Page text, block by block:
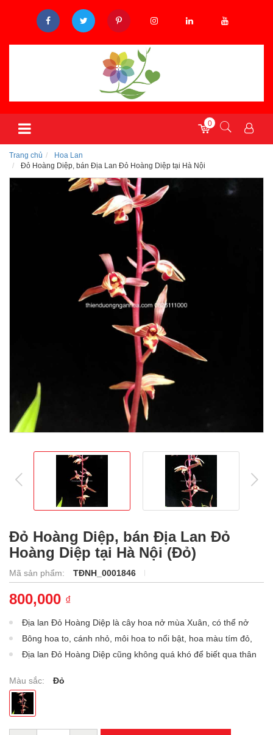
0
Trang chủ
Hoa Lan
Đỏ Hoàng Diệp, bán Địa Lan Đỏ Hoàng Diệp tại Hà Nội
Đỏ Hoàng Diệp, bán Địa Lan Đỏ
Hoàng Diệp tại Hà Nội (Đỏ)
Mã sản phẩm: TĐNH_0001846
800,000 ₫
Địa lan Đỏ Hoàng Diệp là cây hoa nở mùa Xuân, có thể nở
Bông hoa to, cánh nhỏ, môi hoa to nổi bật, hoa màu tím đỏ,
Địa lan Đỏ Hoàng Diệp cũng không quá khó để biết qua thân
Màu sắc:
Đỏ